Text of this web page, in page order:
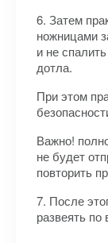
6. Затем
ножницами
и не
дотла.
При этом
Важно!
не будет
повторить
7. После
развеять по